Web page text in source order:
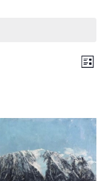
par
de
Liste